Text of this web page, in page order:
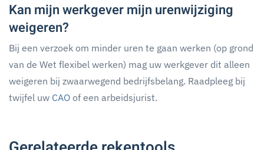
Kan mijn werkgever mijn urenwijziging
weigeren?
Bij een verzoek om minder uren te gaan werken (op grond
van de Wet flexibel werken) mag uw werkgever dit alleen
weigeren bij zwaarwegend bedrijfsbelang. Raadpleeg bij
twijfel uw CAO of een arbeidsjurist.